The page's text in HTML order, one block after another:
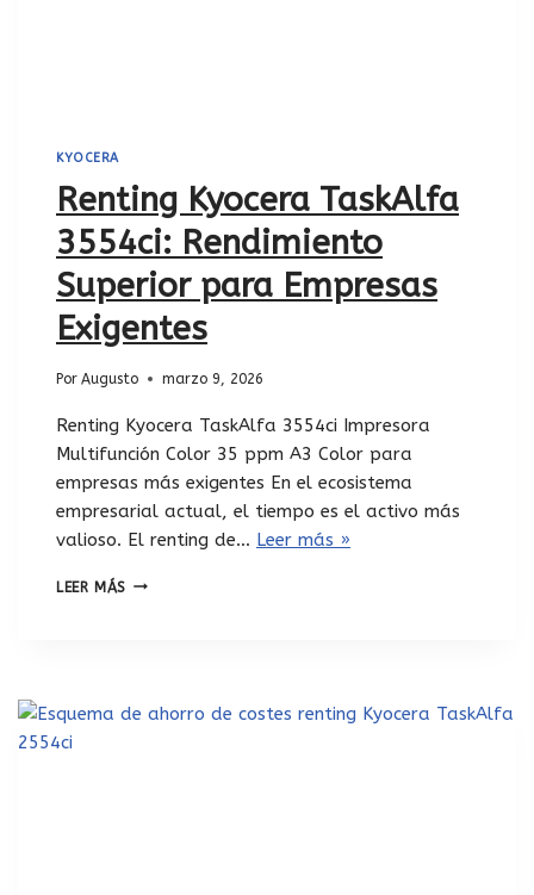
KYOCERA
Renting Kyocera TaskAlfa
3554ci: Rendimiento
Superior para Empresas
Exigentes
Por Augusto marzo 9, 2026
Renting Kyocera TaskAlfa 3554ci Impresora
Multifunción Color 35 ppm A3 Color para
empresas más exigentes En el ecosistema
empresarial actual, el tiempo es el activo más
valioso. El renting de… Leer más »
LEER MÁS